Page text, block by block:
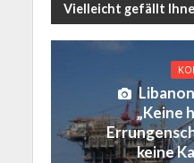
Vielleicht gefällt
„Keine
keine